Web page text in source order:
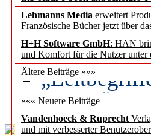
Lehmanns Media erweitert
Französische Bücher jetzt über
H+H Software GmbH: HAN
und Komfort für die Nutzer unter
Ältere Beiträge »»»
««« Neuere Beiträge
Vandenhoeck & Ruprecht
und mit verbesserter
Künstliche
besser zu
des BIÖG